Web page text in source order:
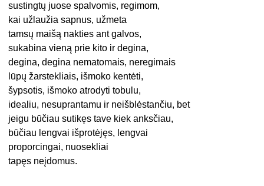
sustingtų juose spalvomis, regimom,
kai užlaužia sapnus, užmeta
tamsų maišą nakties ant galvos,
sukabina vieną prie kito ir degina,
degina, degina nematomais, neregimais
lūpų žarstekliais, išmoko kentėti,
šypsotis, išmoko atrodyti tobulu,
idealiu, nesuprantamu ir neišblėstančiu, bet
jeigu būčiau sutikęs tave kiek anksčiau,
būčiau lengvai išprotėjęs, lengvai
proporcingai, nuosekliai
tapęs neįdomus.